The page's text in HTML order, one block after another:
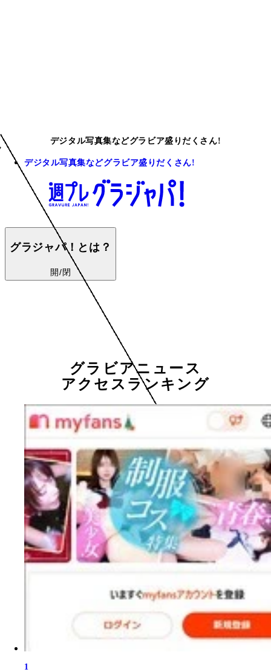
デジタル写真集などグラビア盛りだくさん!
デジタル写真集などグラビア盛りだくさん!
グラジャパ！とは？
開/閉
グラビアニュース
アクセスランキング
1